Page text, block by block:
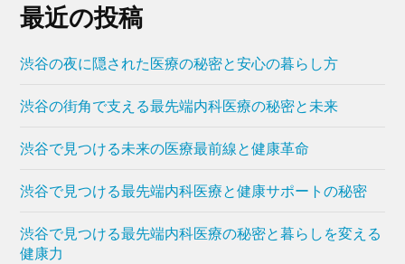
最近の投稿
渋谷の夜に隠された医療の秘密と安心の暮らし方
渋谷の街角で支える最先端内科医療の秘密と未来
渋谷で見つける未来の医療最前線と健康革命
渋谷で見つける最先端内科医療と健康サポートの秘密
渋谷で見つける最先端内科医療の秘密と暮らしを変える
健康力